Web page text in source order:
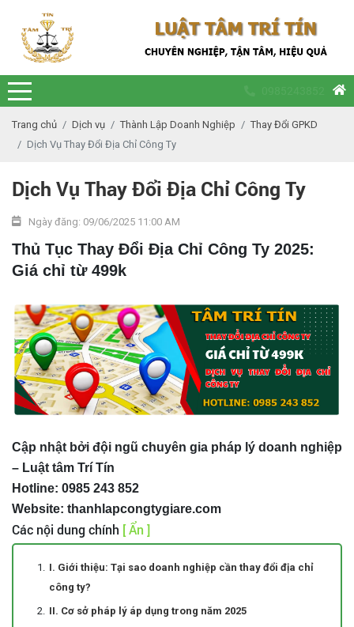
Trang chủ Dịch vụ Thành Lập Doanh Nghiệp
Thay Đổi GPKD
Dịch Vụ Thay Đổi Địa Chỉ Công Ty
Dịch Vụ Thay Đổi Địa Chỉ Công Ty
Ngày đăng: 09/06/2025 11:00 AM
Thủ Tục Thay Đổi Địa Chỉ Công Ty 2025:
Giá chỉ từ 499k
Cập nhật bởi đội ngũ chuyên gia pháp lý doanh nghiệp
– Luật tâm Trí Tín
Hotline: 0985 243 852
Website: thanhlapcongtygiare.com
Các nội dung chính [ Ẩn ]
I. Giới thiệu: Tại sao doanh nghiệp cần thay đổi địa chỉ
công ty?
II. Cơ sở pháp lý áp dụng trong năm 2025